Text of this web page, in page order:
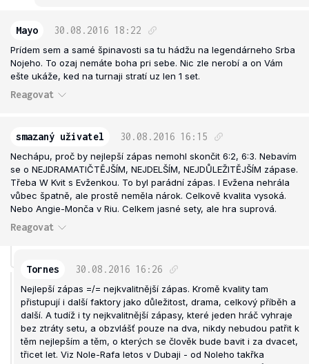
Mayo 30.08.2016 18:22
Prídem sem a samé špinavosti sa tu hádžu na legendárneho Srba
Nojeho. To ozaj nemáte boha pri sebe. Nic zle nerobí a on Vám
ešte ukáže, ked na turnaji stratí uz len 1 set.
Reagovat
smazaný uživatel 30.08.2016 16:15
Nechápu, proč by nejlepší zápas nemohl skončit 6:2, 6:3. Nebavím
se o NEJDRAMATIČTĚJŠÍM, NEJDELŠÍM, NEJDŮLEŽITĚJŠÍM zápase.
Třeba W Kvit s Evženkou. To byl parádní zápas. I Evžena nehrála
vůbec špatně, ale prostě neměla nárok. Celkově kvalita vysoká.
Nebo Angie-Monča v Riu. Celkem jasné sety, ale hra suprová.
Reagovat
Tornes 30.08.2016 16:26
Nejlepší zápas =/= nejkvalitnější zápas. Kromě kvality tam
přistupují i další faktory jako důležitost, drama, celkový příběh a
další. A tudíž i ty nejkvalitnější zápasy, které jeden hráč vyhraje
bez ztráty setu, a obzvlášť pouze na dva, nikdy nebudou patřit k
těm nejlepším a těm, o kterých se člověk bude bavit i za dvacet,
třicet let. Viz Nole-Rafa letos v Dubaji - od Noleho takřka